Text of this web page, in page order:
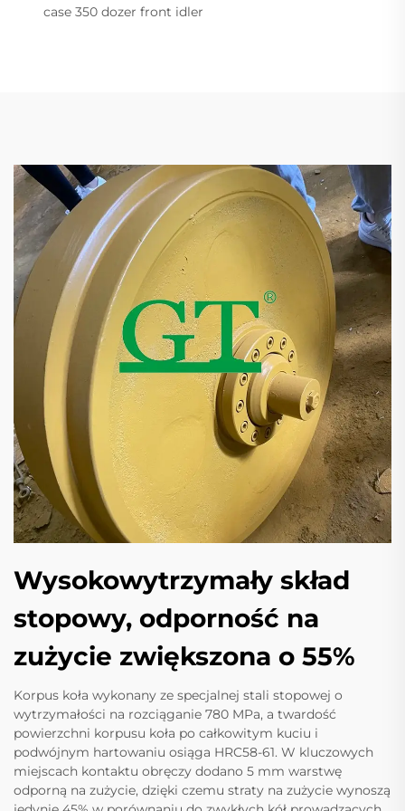
case 350 dozer front idler
Wysokowytrzymały skład
stopowy, odporność na
zużycie zwiększona o 55%
Korpus koła wykonany ze specjalnej stali stopowej o
wytrzymałości na rozciąganie 780 MPa, a twardość
powierzchni korpusu koła po całkowitym kuciu i
podwójnym hartowaniu osiąga HRC58-61. W kluczowych
miejscach kontaktu obręczy dodano 5 mm warstwę
odporną na zużycie, dzięki czemu straty na zużycie wynoszą